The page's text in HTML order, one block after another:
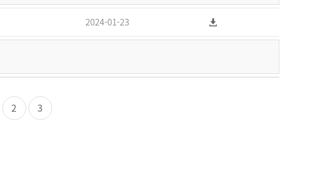
2024-01-23
2 3